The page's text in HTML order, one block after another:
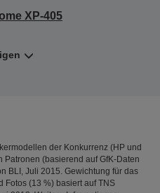
XP-405
der Konkurrenz (HP und
(basierend auf GfK-Daten
BLI, Juli 2015. Gewichtung für das
Fotos (13 %) basiert auf TNS